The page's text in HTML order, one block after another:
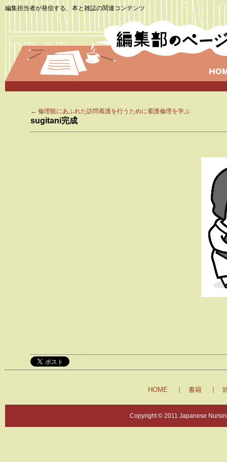
編集担当者が発信する、本と雑誌の関連コンテンツ
← 倫理観にあふれた訪問看護を行うために看護倫理を学ぶ
sugitani完成
HOME 書籍
Copyright © 2011 Japanese